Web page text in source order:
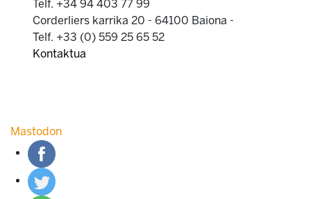
Telf. +34 94 403 77 99
Corderliers karrika 20 - 64100 Baiona -
Telf. +33 (0) 559 25 65 52
Kontaktua
Mastodon